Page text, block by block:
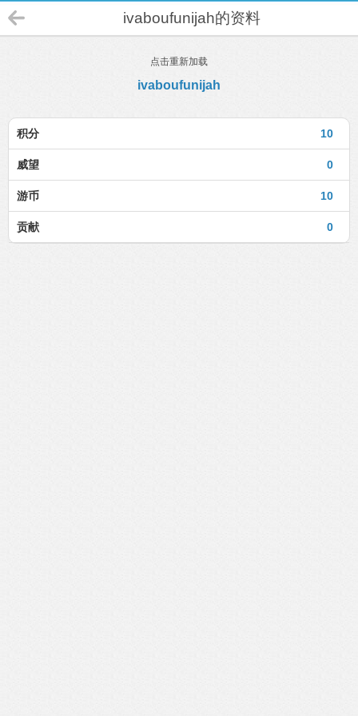
ivaboufunijah的资料
点击重新加载
ivaboufunijah
10
积分
0
威望
10
游币
0
贡献